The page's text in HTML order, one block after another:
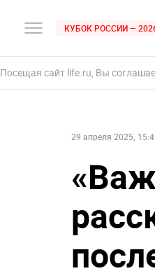
КУБОК РОССИИ —
Посещая сайт life.ru, Вы
29 апреля 2025,